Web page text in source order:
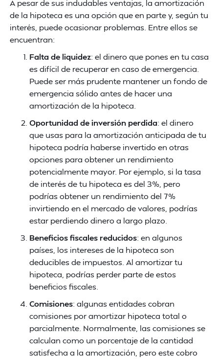
A pesar de sus indudables ventajas, la amortización
de la hipoteca es una opción que en parte y, según tu
interés, puede ocasionar problemas. Entre ellos se
encuentran:
Falta de liquidez: el dinero que pones en tu casa
es difícil de recuperar en caso de emergencia.
Puede ser más prudente mantener un fondo de
emergencia sólido antes de hacer una
amortización de la hipoteca.
Oportunidad de inversión perdida: el dinero
que usas para la amortización anticipada de tu
hipoteca podría haberse invertido en otras
opciones para obtener un rendimiento
potencialmente mayor. Por ejemplo, si la tasa
de interés de tu hipoteca es del 3%, pero
podrías obtener un rendimiento del 7%
invirtiendo en el mercado de valores, podrías
estar perdiendo dinero a largo plazo.
Beneficios fiscales reducidos: en algunos
países, los intereses de la hipoteca son
deducibles de impuestos. Al amortizar tu
hipoteca, podrías perder parte de estos
beneficios fiscales.
Comisiones: algunas entidades cobran
comisiones por amortizar hipoteca total o
parcialmente. Normalmente, las comisiones se
calculan como un porcentaje de la cantidad
satisfecha a la amortización, pero este cobro